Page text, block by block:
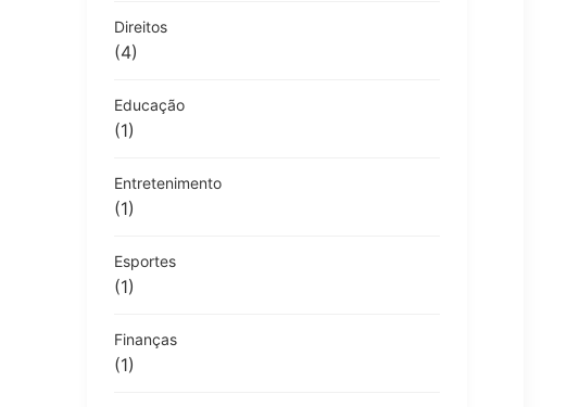
Direitos
(4)
Educação
(1)
Entretenimento
(1)
Esportes
(1)
Finanças
(1)